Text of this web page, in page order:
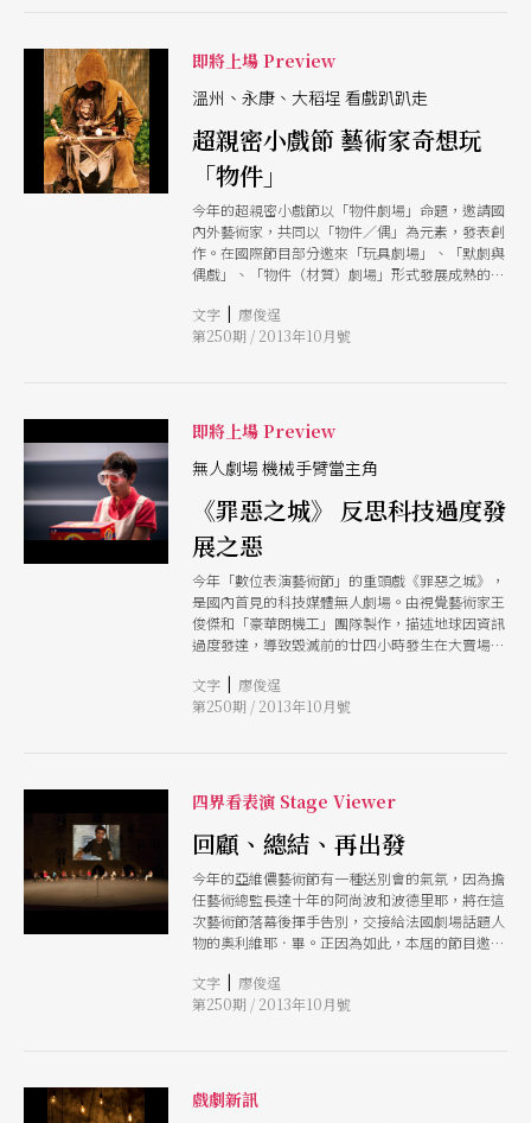
即將上場 Preview
溫州、永康、大稻埕 看戲趴趴走
超親密小戲節 藝術家奇想玩
「物件」
今年的超親密小戲節以「物件劇場」命題，邀請國
內外藝術家，共同以「物件／偶」為元素，發表創
作。在國際節目部分邀來「玩具劇場」、「默劇與
偶戲」、「物件（材質）劇場」形式發展成熟的團
入創作，讓現代劇場語言和偶戲對話或拆解重組。
演出場域更首度加入了氣氛古老的大稻埕，讓人格
文字 | 廖俊逞
第250期 / 2013年10月號
即將上場 Preview
無人劇場 機械手臂當主角
《罪惡之城》 反思科技過度發
展之惡
今年「數位表演藝術節」的重頭戲《罪惡之城》，
是國內首見的科技媒體無人劇場。由視覺藝術家王
俊傑和「豪華朗機工」團隊製作，描述地球因資訊
過度發達，導致毀滅前的廿四小時發生在大賣場中
別的是，《罪惡之城》以機械動力、裝置、影像的
運動組合，代替真實演員的在場表演，創造全新的
文字 | 廖俊逞
第250期 / 2013年10月號
四界看表演 Stage Viewer
回顧、總結、再出發
今年的亞維儂藝術節有一種送別會的氣氛，因為擔
任藝術總監長達十年的阿尚波和波德里耶，將在這
次藝術節落幕後揮手告別，交接給法國劇場話題人
物的奧利維耶．畢。正因為如此，本屆的節目邀請
亞維儂舞台，輪番搬演精采作品，回顧、總結意味
濃厚。
文字 | 廖俊逞
第250期 / 2013年10月號
戲劇新訊